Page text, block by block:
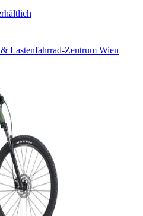
Lastenfahrrad-Zentrum Wien